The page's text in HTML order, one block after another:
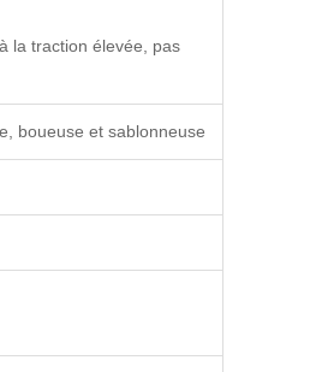
la traction élevée, pas
boueuse et sablonneuse